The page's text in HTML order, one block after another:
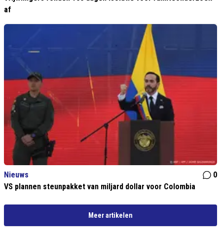
af
Nieuws
0
VS plannen steunpakket van miljard dollar voor Colombia
Meer artikelen